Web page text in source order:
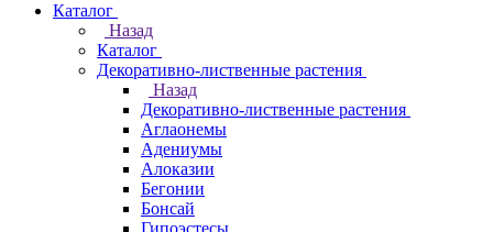
Каталог
Назад
Каталог
Декоративно-лиственные растения
Назад
Декоративно-лиственные растения
Аглаонемы
Адениумы
Алоказии
Бегонии
Бонсай
Гипоэстесы